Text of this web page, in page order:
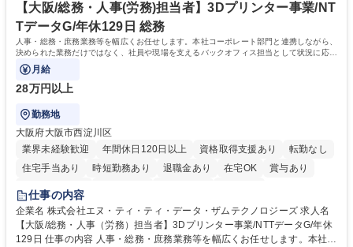
援します。 学歴・資格 学歴：大学院 大学 語学力： 資格：
【大阪/総務・人事(労務)担当者】3Dプリンター事業/NT
TデータG/年休129日 総務
人事・総務・庶務業務等を幅広くお任せします。本社コーポレート部門と連携しながら、
決められた業務だけではなく、社員や現場を支えるバックオフィス担当として状況に応じ
て柔軟に対応いただくことを期待します。
月給
28万円以上
勤務地
大阪府大阪市西淀川区
業界未経験歓迎
年間休日120日以上 資格取得支援あり
転勤なし
住宅手当あり
時短勤務あり 退職金あり 在宅OK
賞与あり
完全週休2日制
仕事の内容
企業名 株式会社エヌ・ティ・ティ・データ・ザムテクノロジーズ 求人名
【大阪/総務・人事（労務）担当者】3Dプリンター事業/NTTデータG/年休
129日 仕事の内容 人事・総務・庶務業務等を幅広くお任せします。本社コ